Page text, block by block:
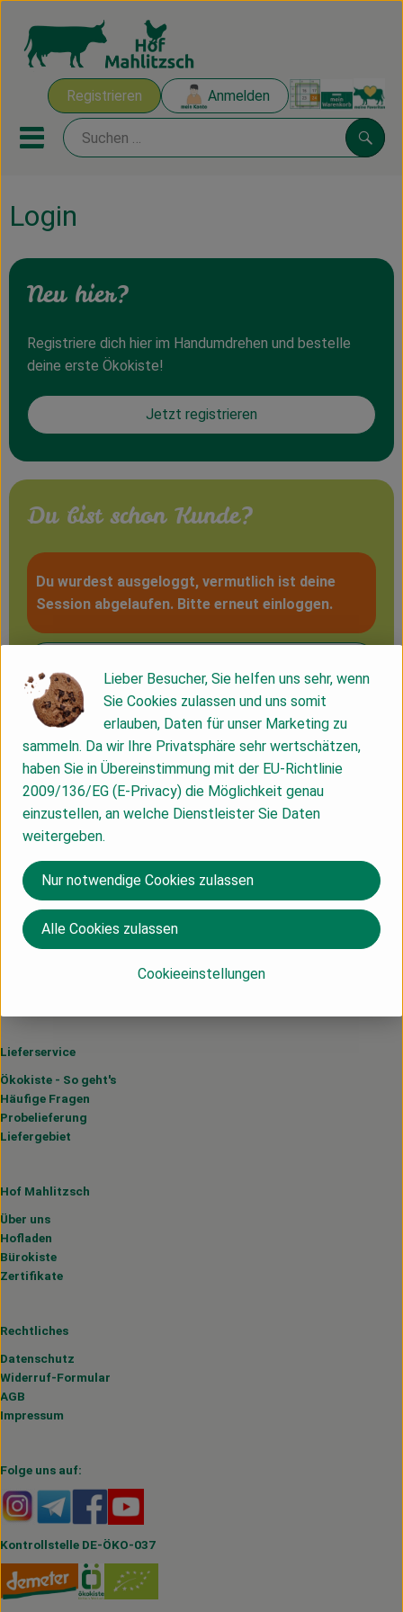
Registrieren Anmelden
Mobiles Menu öffnen oder
Ökokisten
Mahlitzscher Produkte
Angebote & Inspiration
Ökokisten
Kühltheke
Vorratskammer
Über uns
Lieferservice
Neues vom Hof
Blog
Login
Neu hier?
Registriere dich hier im Handumdrehen und bestelle
deine erste Ökokiste!
Jetzt registrieren
Du bist schon Kunde?
Du wurdest ausgeloggt, vermutlich ist deine
Session abgelaufen. Bitte erneut einloggen.
Jetzt einloggen
Passwort vergessen?
Du hast eine Frage? Wir helfen dir gerne:
Hof Mahlitzsch GbR
Mahlitzsch Nr. 1
01683 Nossen
Lieferservice
Ökokiste - So geht's
Häufige Fragen
Probelieferung
Liefergebiet
Hof Mahlitzsch
Über uns
Hofladen
Bürokiste
Zertifikate
Rechtliches
Datenschutz
Widerruf-Formular
AGB
Impressum
Folge uns auf:
Externer Link zu https://www.instagram.com/
Externer Link zu https://t.me/s/hofmahlitzsch
Externer Link zu https://www.facebook.com/
Kontrollstelle DE-ÖKO-037
Lieber Besucher, Sie helfen uns sehr, wenn
Sie Cookies zulassen und uns somit
erlauben, Daten für unser Marketing zu
sammeln. Da wir Ihre Privatsphäre sehr wertschätzen,
haben Sie in Übereinstimmung mit der EU-Richtlinie
2009/136/EG (E-Privacy) die Möglichkeit genau
einzustellen, an welche Dienstleister Sie Daten
weitergeben.
Cookieeinstellungen
Nur notwendige Cookies zulassen
Alle Cookies zulassen